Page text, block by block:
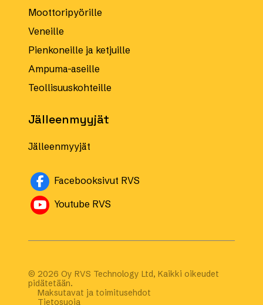
Moottoripyörille
Veneille
Pienkoneille ja ketjuille
Ampuma-aseille
Teollisuuskohteille
Jälleenmyyjät
Jälleenmyyjät
Facebooksivut RVS
Youtube RVS
© 2026 Oy RVS Technology Ltd, Kaikki oikeudet
pidätetään.
Maksutavat ja toimitusehdot
Tietosuoja